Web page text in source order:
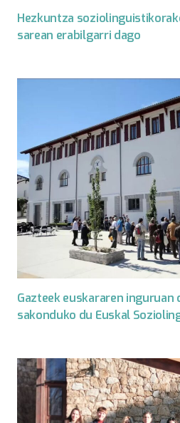
Hezkuntza
sarean erabilgarri dago
Gazteek euskararen
sakonduko du Euskal